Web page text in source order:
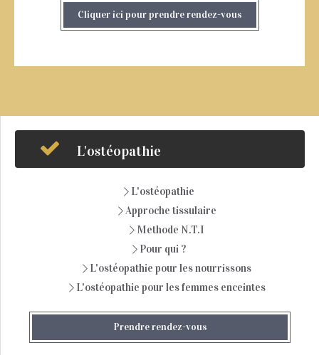
Cliquer ici pour prendre rendez-vous
L'ostéopathie
L'ostéopathie
Approche tissulaire
Methode N.T.I
Pour qui ?
L'ostéopathie pour les nourrissons
L'ostéopathie pour les femmes enceintes
Prendre rendez-vous